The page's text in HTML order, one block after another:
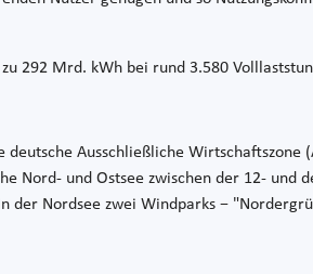
292 Mrd. kWh bei rund 3.580
Ausschließliche Wirtschaftszone
Nord- und Ostsee zwischen der 12- und
der Nordsee zwei Windparks −